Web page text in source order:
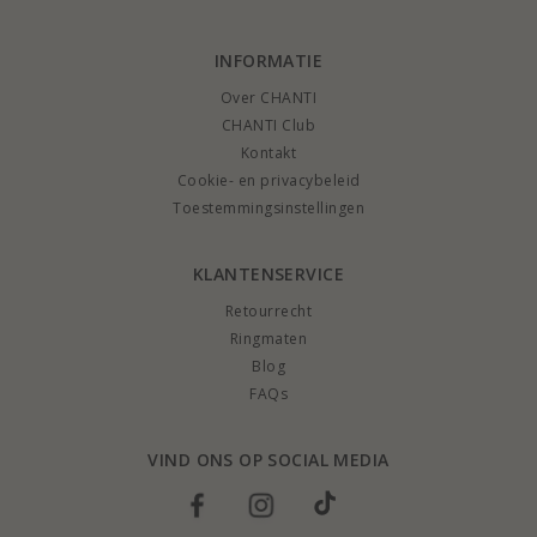
INFORMATIE
Over CHANTI
CHANTI Club
Kontakt
Cookie- en privacybeleid
Toestemmingsinstellingen
KLANTENSERVICE
Retourrecht
Ringmaten
Blog
FAQs
VIND ONS OP SOCIAL MEDIA